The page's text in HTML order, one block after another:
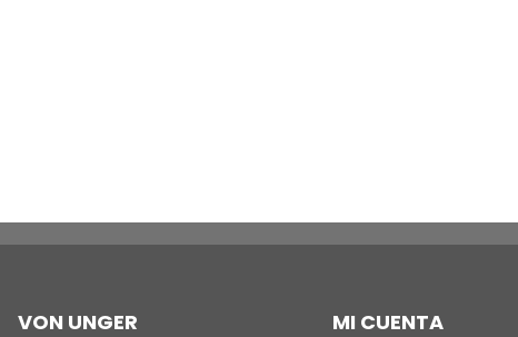
VON UNGER MI CUENTA